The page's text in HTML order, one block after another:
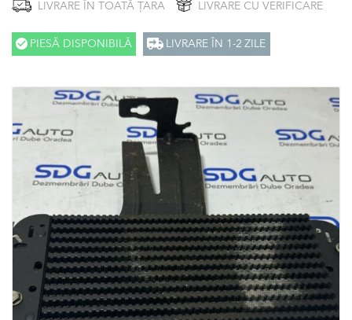
LIVRARE ÎN TOATĂ ȚARA LIVRARE CU VERIFICARE
PIESĂ DISPONIBILĂ LIVRARE ÎN 1-2 ZILE